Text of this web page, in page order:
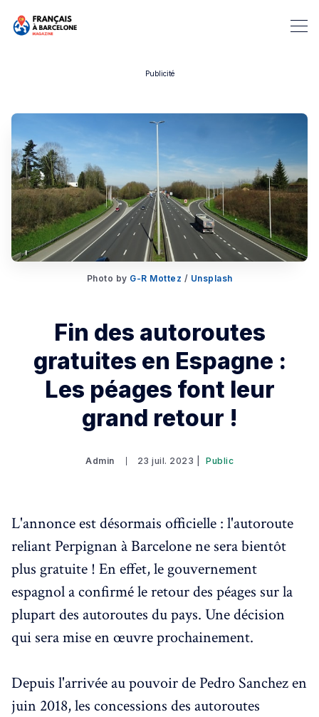
Rechercher dans Français à
Publicité
Photo by G-R Mottez / Unsplash
Fin des autoroutes
gratuites en Espagne :
Les péages font leur
grand retour !
Admin 23 juil. 2023 | Public
L'annonce est désormais officielle : l'autoroute
reliant Perpignan à Barcelone ne sera bientôt
plus gratuite ! En effet, le gouvernement
espagnol a confirmé le retour des péages sur la
plupart des autoroutes du pays. Une décision
qui sera mise en œuvre prochainement.
Depuis l'arrivée au pouvoir de Pedro Sanchez en
juin 2018, les concessions des autoroutes